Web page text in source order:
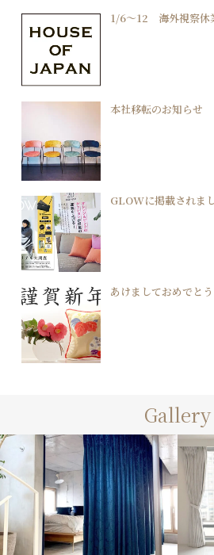
1/6〜12 海外視察休
本社移転のお知らせ
GLOWに掲載されま
あけましておめでと
Gallery